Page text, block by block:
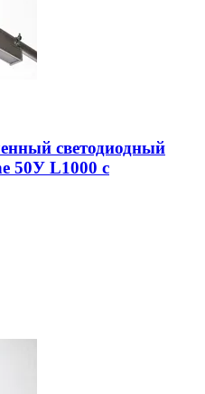
светодиодный
50У L1000 с